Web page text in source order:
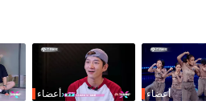
young dancers! Youth
أعضاء أعضاء